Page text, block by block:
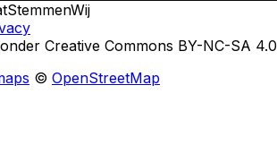
Creative Commons BY-NC-SA 4.0
© OpenStreetMap